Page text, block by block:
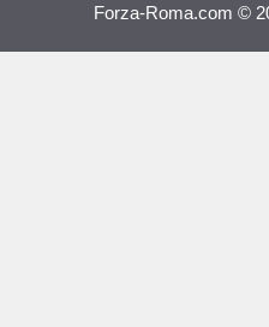
Forza-Roma.com ©